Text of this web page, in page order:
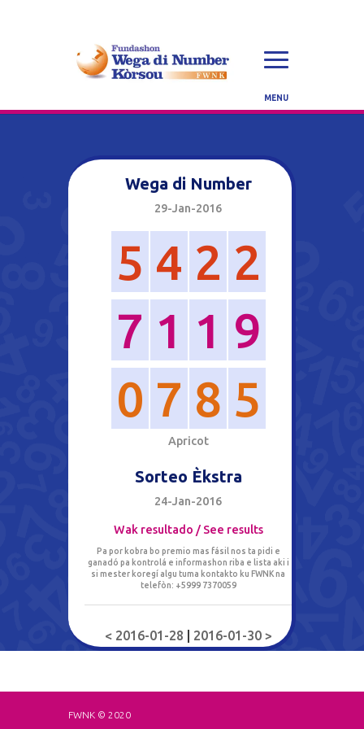
Wega di Number
29-Jan-2016
5 4 2 2
7 1 1 9
0 7 8 5
Apricot
Sorteo Èkstra
24-Jan-2016
Wak resultado / See results
Pa por kobra bo premio mas fásil nos ta pidi e
ganadó pa kontrolá e informashon riba e lista aki i
si mester koregí algu tuma kontakto ku FWNK na
telefòn: +5999 7370059
< 2016-01-28 2016-01-30 >
FWNK © 2020